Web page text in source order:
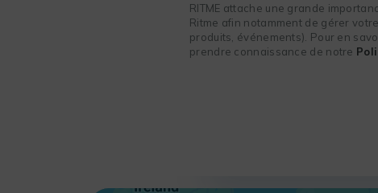
RITME attache une grande
Ritme afin notamment de gérer
produits, événements). Pour en
prendre connaissance de notre